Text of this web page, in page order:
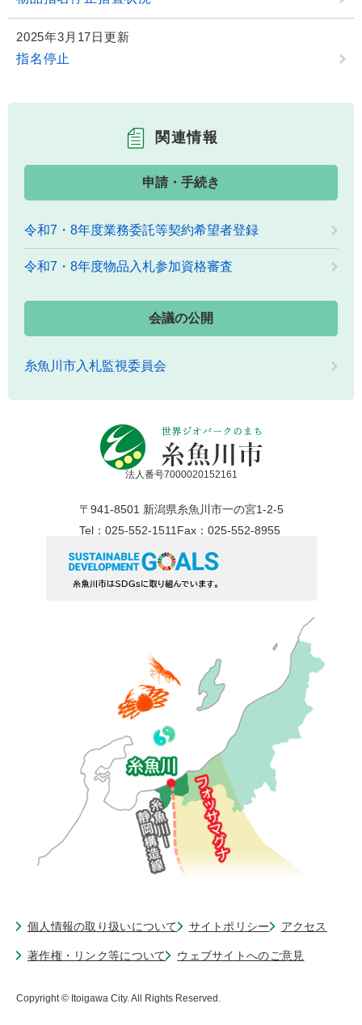
2025年3月17日更新
指名停止
関連情報
申請・手続き
令和7・8年度業務委託等契約希望者登録
令和7・8年度物品入札参加資格審査
会議の公開
糸魚川市入札監視委員会
法人番号7000020152161
〒941-8501 新潟県糸魚川市一の宮1-2-5
Tel：025-552-1511Fax：025-552-8955
個人情報の取り扱いについて サイトポリシー アクセス
著作権・リンク等について ウェブサイトへのご意見
Copyright © Itoigawa City. All Rights Reserved.